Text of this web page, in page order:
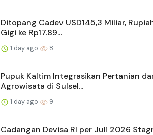
Ditopang Cadev USD145,3 Miliar,
Gigi ke Rp17.89...
1 day ago 8
Pupuk Kaltim Integrasikan Pertanian
Agrowisata di Sulsel...
1 day ago 9
Cadangan Devisa RI per Juli 2026